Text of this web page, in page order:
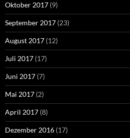
Oktober 2017 (9)
September 2017 (23)
August 2017 (12)
Juli 2017 (17)
Juni 2017 (7)
Mai 2017 (2)
April 2017 (8)
Dezember 2016 (17)